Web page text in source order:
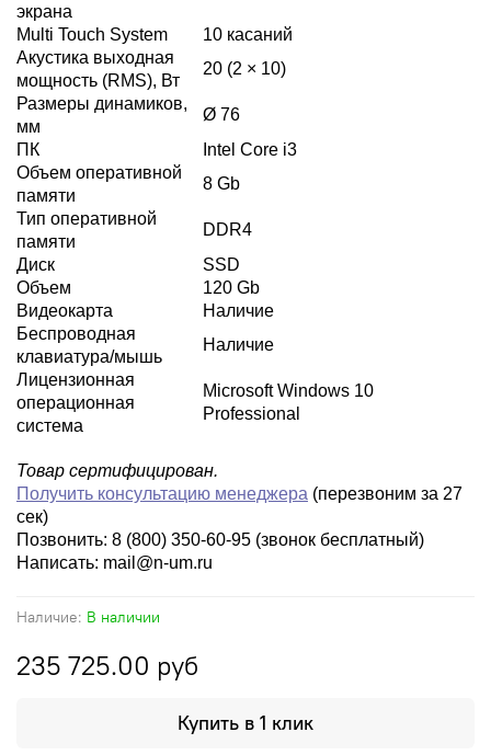
Наличие: В наличии
235 725.00 руб
Купить в 1 клик
экрана
Multi Touch System
10 касаний
Акустика выходная
мощность (RMS), Вт
20 (2 × 10)
Размеры динамиков,
мм
Ø 76
ПК
Intel Core i3
Объем оперативной
памяти
8 Gb
Тип оперативной
памяти
DDR4
Диск
SSD
Объем
120 Gb
Видеокарта
Наличие
Беспроводная
клавиатура/мышь
Наличие
Лицензионная
операционная
система
Microsoft Windows 10
Professional
Товар сертифицирован.
Получить консультацию менеджера (перезвоним за 27
сек)
Позвонить: 8 (800) 350-60-95 (звонок бесплатный)
Написать: mail@n-um.ru